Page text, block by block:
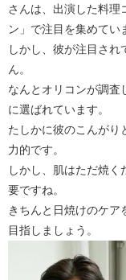
さんは、出演した料理
ン」で注目を集めてい
しかし、彼が注目さ
ん。
なんとオリコンが調査
に選ばれています。
たしかに彼のこんがり
力的です。
しかし、肌はただ焼
要ですね。
きちんと日焼けのケア
目指しましょう。